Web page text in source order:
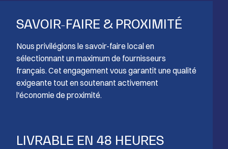
SAVOIR-FAIRE & PROXIMITÉ
Nous privilégions le savoir-faire local en
sélectionnant un maximum de fournisseurs
français. Cet engagement vous garantit une qualité
exigeante tout en soutenant activement
l'économie de proximité.
LIVRABLE EN 48 HEURES